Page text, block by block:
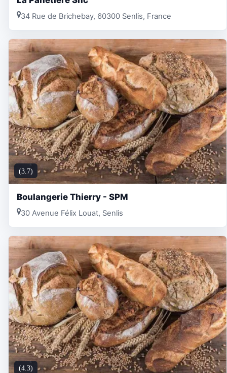
34 Rue de Brichebay, 60300 Senlis, France
(3.7)
Boulangerie Thierry - SPM
30 Avenue Félix Louat, Senlis
(4.3)